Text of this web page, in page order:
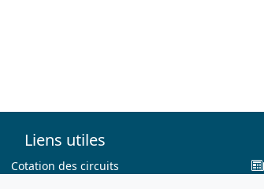
Liens utiles
Cotation des circuits